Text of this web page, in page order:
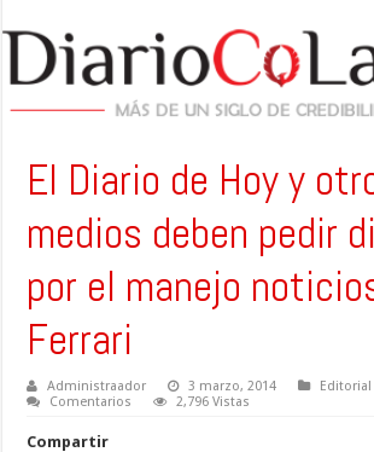
El Diario de Hoy y
medios deben pedir
por el manejo
Ferrari
Administraador 3 marzo, 2014
Editorial
Comentarios
2,796 Vistas
Compartir